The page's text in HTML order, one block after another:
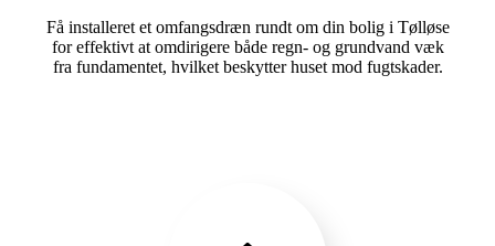
Få installeret et omfangsdræn rundt om din bolig i Tølløse
for effektivt at omdirigere både regn- og grundvand væk
fra fundamentet, hvilket beskytter huset mod fugtskader.